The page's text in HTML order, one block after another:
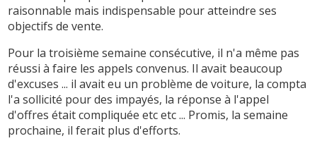
raisonnable mais indispensable pour atteindre ses
objectifs de vente.
Pour la troisième semaine consécutive, il n'a même pas
réussi à faire les appels convenus. Il avait beaucoup
d'excuses ... il avait eu un problème de voiture, la compta
l'a sollicité pour des impayés, la réponse à l'appel
d'offres était compliquée etc etc ... Promis, la semaine
prochaine, il ferait plus d'efforts.